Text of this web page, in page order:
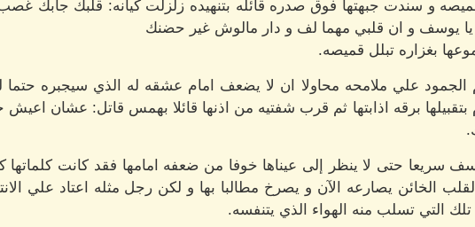
و سندت جبهتها فوق صدره قائله بتنهيده زلزلت كيانه: قلبك جابك
يوسف و ان قلبي مهما لف و دار مالوش غير حضنك
بغزاره تبلل قميصه.
الجمود علي ملامحه محاولا ان لا يضعف امام عشقه له الذي سيجبره
بتقبيلها برقه اذابتها ثم قرب شفتيه من اذنها قائلا بهمس قاتل: عشان
سريعا حتى لا ينظر إلى عيناها خوفا من ضعفه امامها فقد كانت
الخائن يصارعه الآن و يصرخ مطالبا بها و لكن رجل مثله اعتاد علي
تلك التي تسلب منه الهواء الذي يتنفسه.